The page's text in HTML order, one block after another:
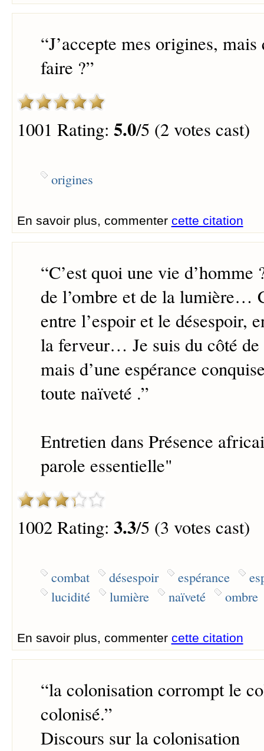
“J’accepte mes origines,
faire ?”
1001 Rating: 5.0/5 (2 votes cast)
origines
En savoir plus, commenter cette citation
“C’est quoi une vie d’homme
de l’ombre et de la lumière…
entre l’espoir et le désespoir,
la ferveur… Je suis du côté de
mais d’une espérance
toute naïveté .”
Entretien dans Présence
parole essentielle"
1002 Rating: 3.3/5 (3 votes cast)
combat désespoir espérance
lucidité
lumière naïveté ombre
En savoir plus, commenter cette citation
“la colonisation corrompt le
colonisé.”
Discours sur la colonisation